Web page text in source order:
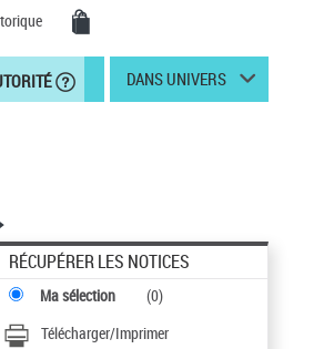
DANS UNIVERS
RÉCUPÉRER LES NOTICES
Ma sélection (0)
Télécharger/Imprimer